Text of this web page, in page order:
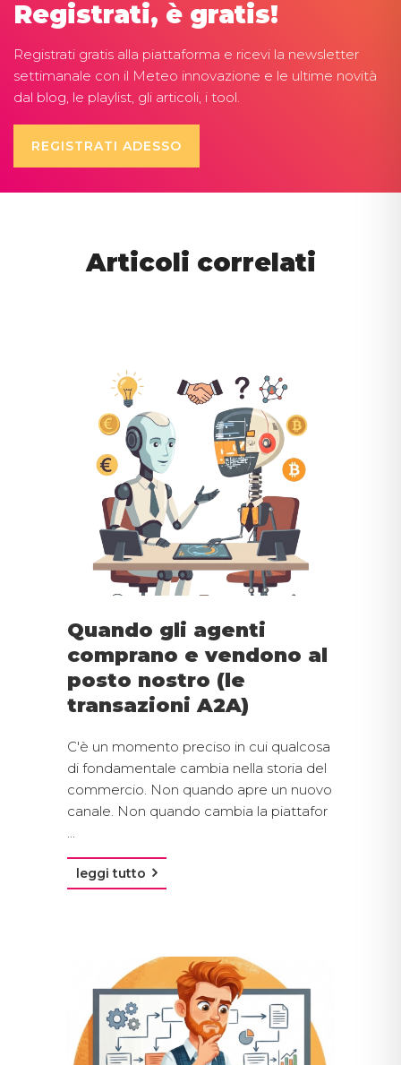
Registrati, è gratis!
Registrati gratis alla piattaforma e ricevi la newsletter
settimanale con il Meteo innovazione e le ultime novità
dal blog, le playlist, gli articoli, i tool.
REGISTRATI ADESSO
Articoli correlati
Quando gli agenti
comprano e vendono al
posto nostro (le
transazioni A2A)
C'è un momento preciso in cui qualcosa
di fondamentale cambia nella storia del
commercio. Non quando apre un nuovo
canale. Non quando cambia la piattafor
leggi tutto